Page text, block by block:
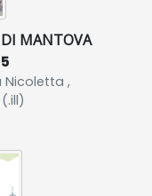
MANTOVA
Nicoletta ,